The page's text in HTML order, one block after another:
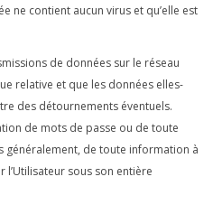
ne contient aucun virus et qu’elle est
de données sur le réseau
relative et que les données elles-
des détournements éventuels.
de mots de passe ou de toute
généralement, de toute information à
l’Utilisateur sous son entière